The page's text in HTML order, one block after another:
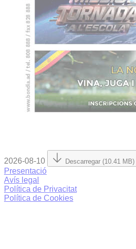
2026-08-10 Descarregar (10.41 MB)
Presentació
Avís legal
Política de Privacitat
Política de Cookies